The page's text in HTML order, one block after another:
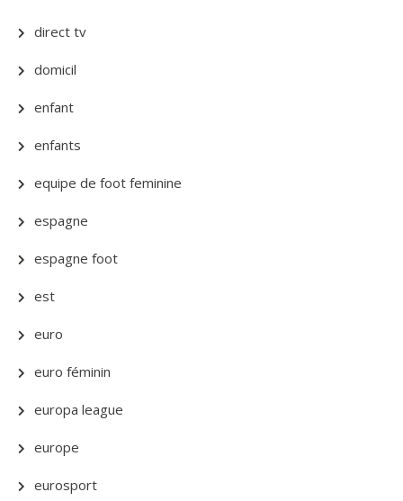
direct tv
domicil
enfant
enfants
equipe de foot feminine
espagne
espagne foot
est
euro
euro féminin
europa league
europe
eurosport